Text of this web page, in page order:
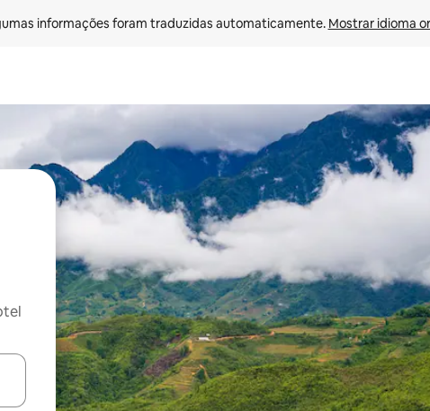
informações foram traduzidas automaticamente. Mostrar idioma
os usando as seta para cima e para baixo do teclado ou tocando e